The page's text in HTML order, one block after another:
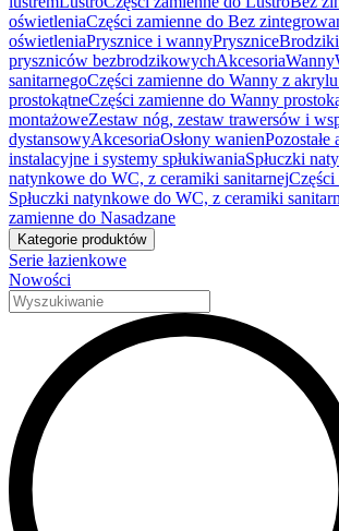
oświetleniaCzęści zamienne do Bez
oświetleniaPrysznice i wannyPrysznice
pryszniców bezbrodzikowychAkcesoriaWanny
sanitarnegoCzęści zamienne do Wanny z
prostokątneCzęści zamienne do Wanny
montażoweZestaw nóg, zestaw trawersów i
dystansowyAkcesoriaOsłony wanienPozostałe
instalacyjne i systemy spłukiwaniaSpłuczki
natynkowe do WC, z ceramiki sanitarnejCzęści
Spłuczki natynkowe do WC, z ceramiki
zamienne do Nasadzane
Kategorie produktów
Serie łazienkowe
Nowości